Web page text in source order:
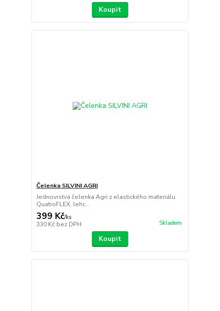
Koupit
Čelenka SILVINI AGRI
Jednovrstvá čelenka Agri z elastického materiálu
QuatroFLEX, lehc...
399 Kč/ks
330 Kč bez DPH Skladem
Koupit